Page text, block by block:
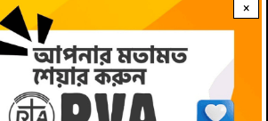
×
STAY CONNECTED WITH US!